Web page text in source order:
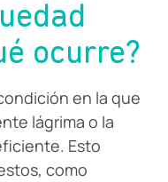
ocurre?
en la que
lágrima o la
Esto
como